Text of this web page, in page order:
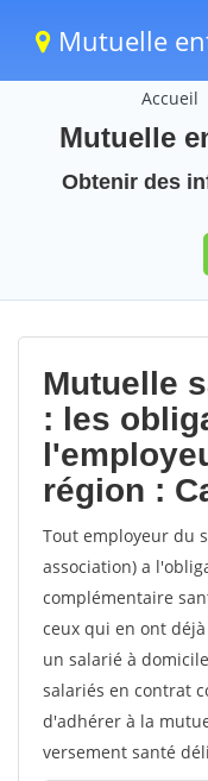
Mutuelle
Accueil
Mutuelle
Obtenir des
Mutuelle
: les
région :
Tout employeur du
association) a
complémentaire
ceux qui en ont
un salarié à
salariés en contrat
d'adhérer à la
versement santé